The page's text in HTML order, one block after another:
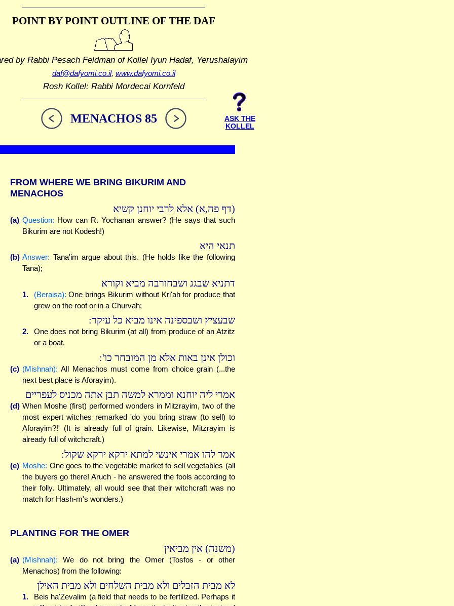
POINT BY POINT OUTLINE OF THE DAF
by Rabbi Pesach Feldmanof Kollel Iyun Hadaf, Yerushalayim
daf@dafyomi.co.il, www.dafyomi.co.il
Rosh Kollel: Rabbi Mordecai Kornfeld
MENACHOS 85
ASK THE
KOLLEL
FROM WHERE WE BRING BIKURIM AND
MENACHOS
(דף פה,א) אלא לרבי יוחנן קשיא
(a) Question: How can R. Yochanan answer? (He says that such
Bikurim are not Kodesh!)
תנאי היא
(b) Answer: Tana'im argue about this. (He holds like the following
Tana);
דתניא שבגג ושבחורבה מביא וקורא
1. (Beraisa): One brings Bikurim without Kri'ah for produce that
grew on the roof or in a Churvah;
שבעציץ ושבספינה אינו מביא כל עיקר:
2.
One does not bring Bikurim (at all) from produce of an Atzitz
or a boat.
וכולן אינן באות אלא מן המובחר כו':
(c) (Mishnah): All Menachos must come from choice grain (...the
next best place is Aforayim).
אמרי ליה יוחנא וממרא למשה תבן אתה מכניס לעפריים
(d) When Moshe (first) performed wonders in Mitzrayim, two of the
most expert witches remarked 'do you bring straw (to sell) to
Aforayim?!' (It is already full of grain. Likewise, Mitzrayim is
already full of witchcraft.)
אמר להו אמרי אינשי למתא ירקא ירקא שקול:
(e) Moshe: One goes to the vegetable market to sell vegetables (all
the buyers go there! Aruch - he answered the fools according to
their folly. Ultimately, all would see that their witchcraft was no
match for Hash-m's wonders.)
PLANTING FOR THE OMER
(משנה) אין מביאין
(a) (Mishnah): We do not bring the Omer (Tosfos - or other
Menachos) from the following:
לא מבית הזבלים ולא מבית השלחים ולא מבית האילן
1.
Beis ha'Zevalim (a field that needs to be fertilized. Perhaps it